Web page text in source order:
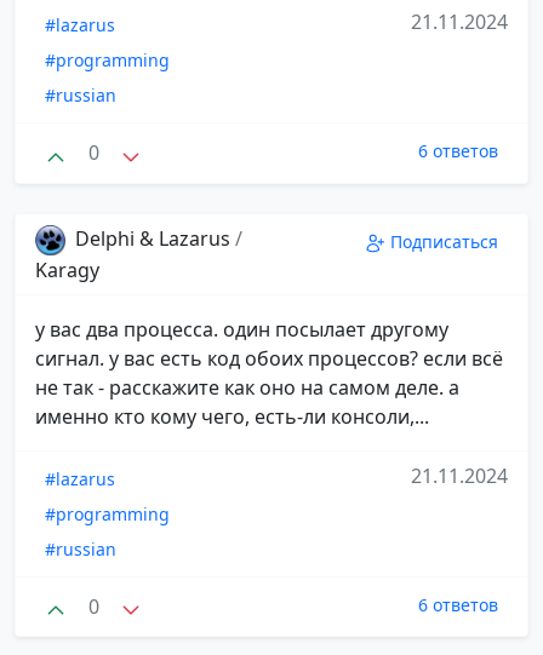
#lazarus
#programming
#russian
21.11.2024
0 6 ответов
Delphi & Lazarus /
Karagy
Подписаться
у вас два процесса. один посылает другому
сигнал. у вас есть код обоих процессов? если всё
не так - расскажите как оно на самом деле. а
именно кто кому чего, есть-ли консоли,...
#lazarus
#programming
#russian
21.11.2024
0 6 ответов